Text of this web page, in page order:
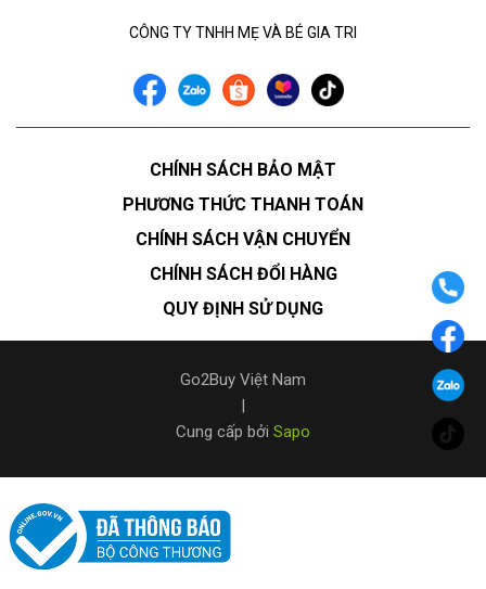
CÔNG TY TNHH MẸ VÀ BÉ GIA TRI
CHÍNH SÁCH BẢO MẬT
PHƯƠNG THỨC THANH TOÁN
CHÍNH SÁCH VẬN CHUYỂN
CHÍNH SÁCH ĐỔI HÀNG
QUY ĐỊNH SỬ DỤNG
Go2Buy Việt Nam
|
Cung cấp bởi Sapo